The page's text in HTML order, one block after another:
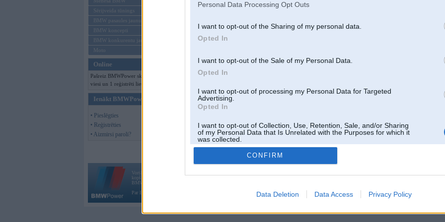
Personal Data Processing Opt Outs
I want to opt-out of the Sharing of my personal data.
Opted In
I want to opt-out of the Sale of my Personal Data.
Opted In
I want to opt-out of processing my Personal Data for Targeted
Advertising.
Opted In
I want to opt-out of Collection, Use, Retention, Sale, and/or Sharing
of my Personal Data that Is Unrelated with the Purposes for which it
was collected.
Opted Out
CONFIRM
Data Deletion Data Access Privacy Policy
Sērijveida tūnings
BMW pasaules jaunumi
BMW koncepti
BMW konkurentu jaunumi
Moto
Online
Pašreiz BMWPower skatās 176
viesi un 1 reģistrēti lietotāji.
Ienākt BMWPower
• Pieslēgties
• Reģistrēties
• Aizmirsi paroli?
Vortāls BMWPower.lv darbojas
kopš 2002. gada 14. maija. Tas nav auto klubs un nav saistīts ar
BMW AG.
Par BMWPower